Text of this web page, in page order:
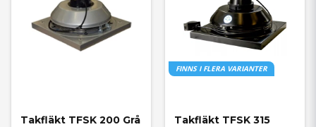
Takfläkt TFSK 200 Grå
FINNS I FLERA VARIANTER
Takfläkt TFSK 315